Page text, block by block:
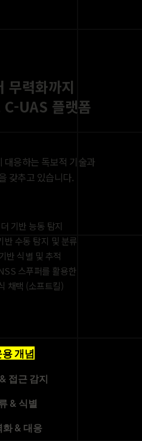
무력화까지
C-UAS 플랫폼
대응하는 독보적 기술과
갖추고 있습니다.
기반 능동 탐지
반 수동 탐지 및 분류
반 식별 및 추적
스푸퍼를 활용한
채택 (소프트킬)
용 개념
접근 감지
& 식별
화 & 대응